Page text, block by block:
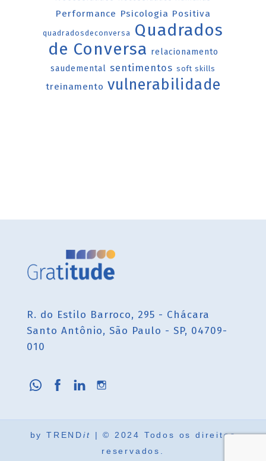
Performance Psicologia Positiva
quadradosdeconversa Quadrados
de Conversa relacionamento
saudemental sentimentos soft skills
treinamento vulnerabilidade
R. do Estilo Barroco, 295 - Chácara
Santo Antônio, São Paulo - SP, 04709-
010
byTRENDit
| © 2024 Todos os direitos
reservados.